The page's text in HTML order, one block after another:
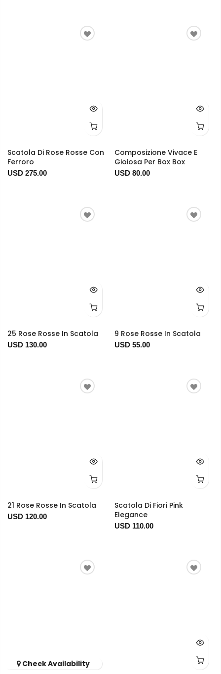
Scatola Di Rose Rosse Con
Ferroro
USD 275.00
Composizione Vivace E
Gioiosa Per Box Box
USD 80.00
25 Rose Rosse In Scatola
USD 130.00
9 Rose Rosse In Scatola
USD 55.00
21 Rose Rosse In Scatola
USD 120.00
Scatola Di Fiori Pink
Elegance
USD 110.00
Check Availability